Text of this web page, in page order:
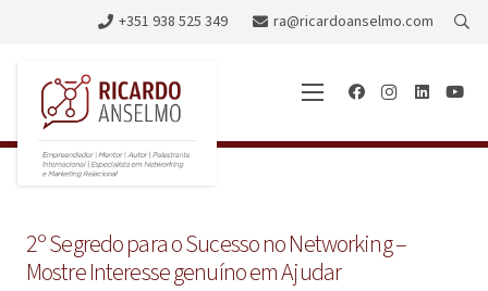
+351 938 525 349 ra@ricardoanselmo.com
2º Segredo para o Sucesso no Networking –
Mostre Interesse genuíno em Ajudar